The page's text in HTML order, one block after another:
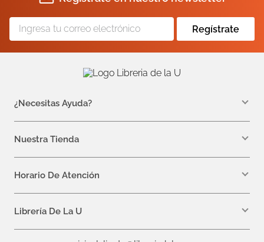
Regístrate
¿Necesitas Ayuda?
WhatsApp +57 310 7157616
servicioalcliente@libreriadelau.com
Nuestra Tienda
Librería de la U - Teusaquillo
Calle 32a # 19- 24
Horario De Atención
Lunes, Jueves y Viernes: 7:00 a.m a 5:00 p.m
Martes y Miércoles: 7:00 a.m a 6:00 p.m.
Librería De La U
¿Quiénes somos?